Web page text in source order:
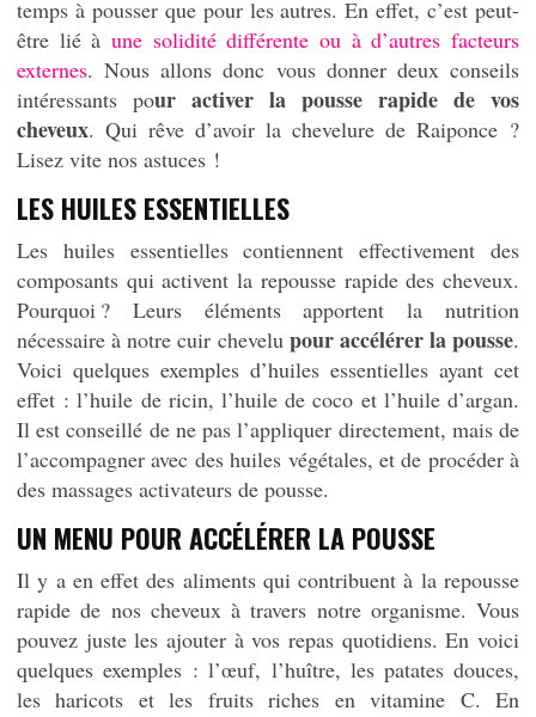
temps à pousser que pour les autres. En effet, c’est peut-
être lié à une solidité différente ou à d’autres facteurs
externes. Nous allons donc vous donner deux conseils
intéressants pour activer la pousse rapide de vos
cheveux. Qui rêve d’avoir la chevelure de Raiponce ?
Lisez vite nos astuces !
LES HUILES ESSENTIELLES
Les huiles essentielles contiennent effectivement des
composants qui activent la repousse rapide des cheveux.
Pourquoi ? Leurs éléments apportent la nutrition
nécessaire à notre cuir chevelu pour accélérer la pousse.
Voici quelques exemples d’huiles essentielles ayant cet
effet : l’huile de ricin, l’huile de coco et l’huile d’argan.
Il est conseillé de ne pas l’appliquer directement, mais de
l’accompagner avec des huiles végétales, et de procéder à
des massages activateurs de pousse.
UN MENU POUR ACCÉLÉRER LA POUSSE
Il y a en effet des aliments qui contribuent à la repousse
rapide de nos cheveux à travers notre organisme. Vous
pouvez juste les ajouter à vos repas quotidiens. En voici
quelques exemples : l’œuf, l’huître, les patates douces,
les haricots et les fruits riches en vitamine C. En